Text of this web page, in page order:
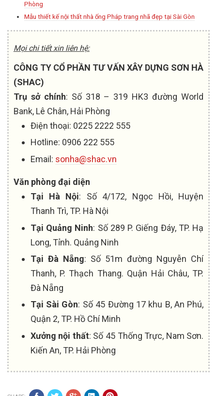
Phòng
Mẫu thiết kế nội thất nhà ống Pháp trang nhã đẹp tại Sài Gòn
Mọi chi tiết xin liên hệ:
CÔNG TY CỔ PHẦN TƯ VẤN XÂY DỰNG SƠN HÀ
(SHAC)
Trụ sở chính: Số 318 – 319 HK3 đường World
Bank, Lê Chân, Hải Phòng
Điện thoại: 0225 2222 555
Hotline: 0906 222 555
Email: sonha@shac.vn
Văn phòng đại diện
Tại Hà Nội: Số 4/172, Ngọc Hồi, Huyện
Thanh Trì, TP. Hà Nội
Tại Quảng Ninh: Số 289 P. Giếng Đáy, TP. Hạ
Long, Tỉnh. Quảng Ninh
Tại Đà Nẵng: Số 51m đường Nguyễn Chí
Thanh, P. Thạch Thang. Quận Hải Châu, TP.
Đà Nẵng
Tại Sài Gòn: Số 45 Đường 17 khu B, An Phú,
Quận 2, TP. Hồ Chí Minh
Xưởng nội thất: Số 45 Thống Trực, Nam Sơn.
Kiến An, TP. Hải Phòng